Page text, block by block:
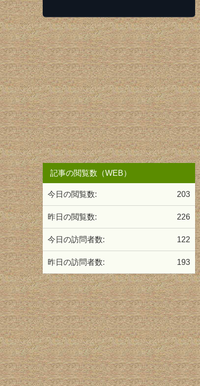
記事の閲覧数（WEB）
203
今日の閲覧数:
226
昨日の閲覧数:
122
今日の訪問者数:
193
昨日の訪問者数: